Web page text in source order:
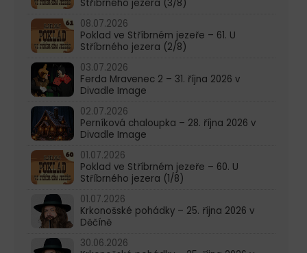
Stříbrného jezera (3/8)
08.07.2026
Poklad ve Stříbrném jezeře – 61. U
Stříbrného jezera (2/8)
03.07.2026
Ferda Mravenec 2 – 31. října 2026 v
Divadle Image
02.07.2026
Perníková chaloupka – 28. října 2026 v
Divadle Image
01.07.2026
Poklad ve Stříbrném jezeře – 60. U
Stříbrného jezera (1/8)
01.07.2026
Krkonošské pohádky – 25. října 2026 v
Děčíně
30.06.2026